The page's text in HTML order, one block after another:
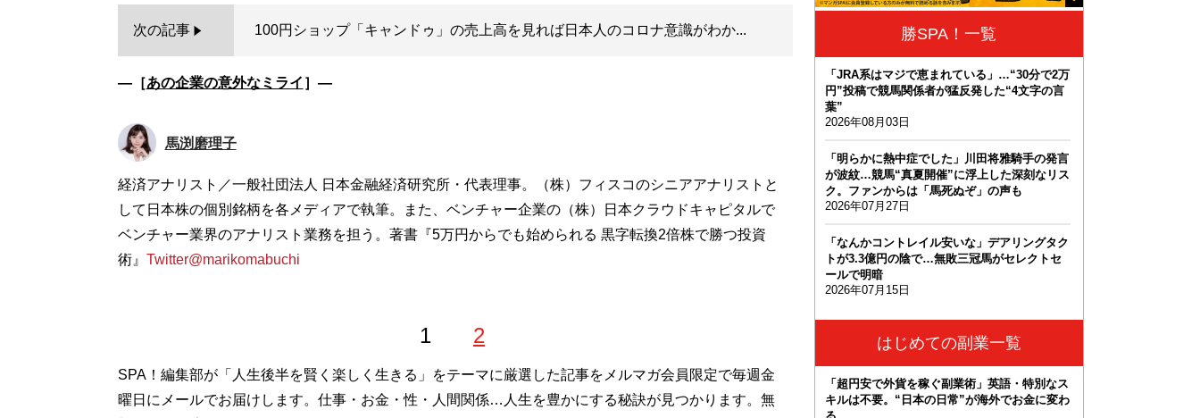
次の記事 100円ショップ「キャンドゥ」の売上高を見れば日本人のコロナ意識がわか...
―［あの企業の意外なミライ ］―
馬渕磨理子
経済アナリスト／一般社団法人 日本金融経済研究所・代表理事。（株）フィスコのシニアアナリストと
して日本株の個別銘柄を各メディアで執筆。また、ベンチャー企業の（株）日本クラウドキャピタルで
ベンチャー業界のアナリスト業務を担う。著書『5万円からでも始められる 黒字転換2倍株で勝つ投資
術』 Twitter@marikomabuchi
1 2
SPA！編集部が「人生後半を賢く楽しく生きる」をテーマに厳選した記事をメルマガ会員限定で毎週金
曜日にメールでお届けします。仕事・お金・性・人間関係…人生を豊かにする秘訣が見つかります。無
勝SPA！一覧
「JRA系はマジで恵まれている」…“30分で2万
円”投稿で競馬関係者が猛反発した“4文字の言
葉”
2026年08月03日
「明らかに熱中症でした」川田将雅騎手の発言
が波紋…競馬“真夏開催”に浮上した深刻なリス
ク。ファンからは「馬死ぬぞ」の声も
2026年07月27日
「なんかコントレイル安いな」デアリングタク
トが3.3億円の陰で…無敗三冠馬がセレクトセ
ールで明暗
2026年07月15日
はじめての副業一覧
「超円安で外貨を稼ぐ副業術」英語・特別なス
キルは不要。“日本の日常”が海外でお金に変わ